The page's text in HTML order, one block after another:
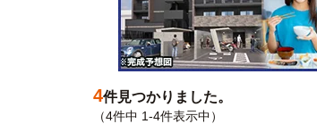
4件見つかりました。
（4件中 1-4件表示中）